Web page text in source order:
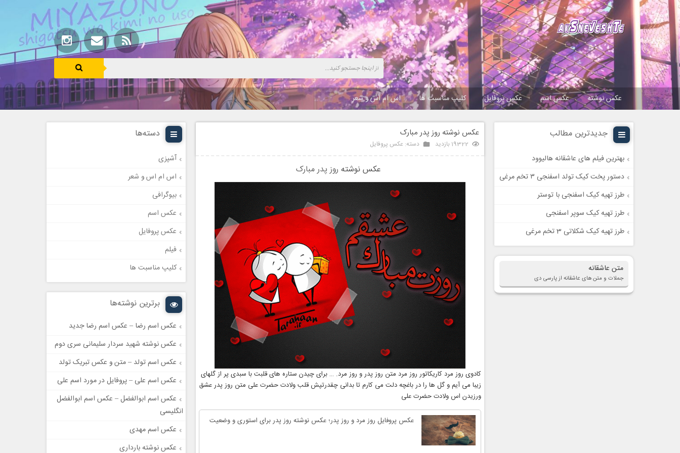
عکس نوشته عکس اسم عکس پروفایل کلیپ مناسبت ها اس ام اس و شعر
جدیدترین مطالب
بهترین فیلم های عاشقانه هالیوود
دستور پخت کیک تولد اسفنجی ۳ تخم مرغی
طرز تهیه کیک اسفنجی با توستر
طرز تهیه کیک سوپر اسفنجی
طرز تهیه کیک شکلاتی 3 تخم مرغی
متن عاشقانه
جملات و متن های عاشقانه از پارسی دی
عکس نوشته روز پدر مبارک
19322 بازدید دسته: عکس پروفایل
عکس نوشته روز پدر مبارک
کادوی روز مرد کاریکاتور روز مرد متن روز پدر و روز مرد. … برای چیدن ستاره های قلبت با سبدی پر از گلهای
زیبا می آیم و گل ها را در باغچه دلت می کارم تا بدانی چقدرتپش قلب ولادت حضرت علی متن روز پدر عشق
ورزیدن اس ولادت حضرت علی
عکس پروفایل روز مرد و روز پدر؛ عکس نوشته روز پدر برای استوری و وضعیت
دسته‌ها
آشپزی
اس ام اس و شعر
بیوگرافی
عکس اسم
عکس پروفایل
فیلم
کلیپ مناسبت ها
برترین نوشته‌ها
عکس اسم رضا – عکس اسم رضا جدید
عکس نوشته شهید سردار سلیمانی سری دوم
عکس اسم تولد – متن و عکس تبریک تولد
عکس اسم علی – پروفایل در مورد اسم علی
عکس اسم ابوالفضل – عکس اسم ابوالفضل
انگلیسی
عکس اسم مهدی
عکس نوشته بارداری